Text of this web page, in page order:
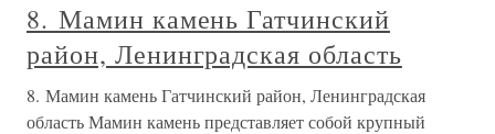
8. Мамин камень Гатчинский
район, Ленинградская область
8. Мамин камень Гатчинский район, Ленинградская
область Мамин камень представляет собой крупный